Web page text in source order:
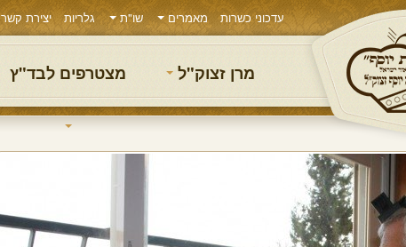
עדכוני כשרות מאמרים שו"ת גלריות יצירת קשר
מרן זצוק"ל מצטרפים לבד"ץ